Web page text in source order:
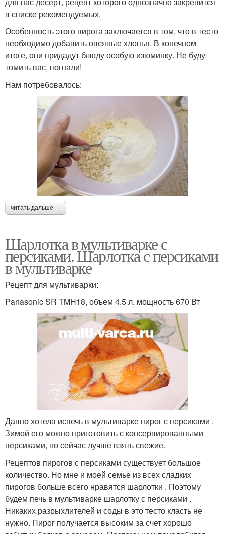
в списке рекомендуемых.
Особенность этого пирога заключается в том, что в тесто
необходимо добавить овсяные хлопья. В конечном
итоге, они придадут блюду особую изюминку. Не буду
томить вас, погнали!
Нам потребовалось:
читать дальше →
Шарлотка в мультиварке с
персиками. Шарлотка с персиками
в мультиварке
Рецепт для мультиварки:
Panasonic SR TMH18, объем 4,5 л, мощность 670 Вт
Давно хотела испечь в мультиварке пирог с персиками .
Зимой его можно приготовить с консервированными
персиками, но сейчас лучше взять свежие.
Рецептов пирогов с персиками существует большое
количество. Но мне и моей семье из всех сладких
пирогов больше всего нравятся шарлотки . Поэтому
будем печь в мультиварке шарлотку с персиками .
Никаких разрыхлителей и соды в это тесто класть не
нужно. Пирог получается высоким за счет хорошо